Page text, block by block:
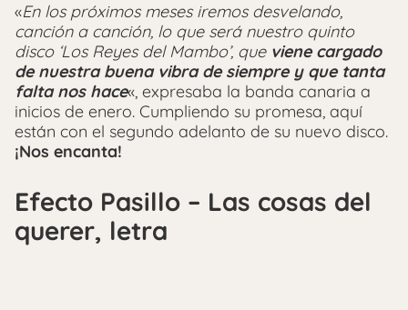
«En los próximos meses iremos desvelando,
canción a canción, lo que será nuestro quinto
disco ‘Los Reyes del Mambo’, queviene cargado
de nuestra buena vibra de siempre y que tanta
falta nos hace«, expresaba la banda canaria a
inicios de enero. Cumpliendo su promesa, aquí
están con el segundo adelanto de su nuevo disco.
¡Nos encanta!
Efecto Pasillo – Las cosas del
querer, letra